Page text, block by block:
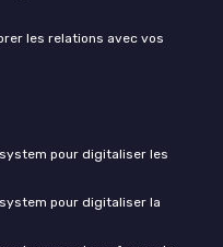
les relations avec vos
pour digitaliser les
pour digitaliser la